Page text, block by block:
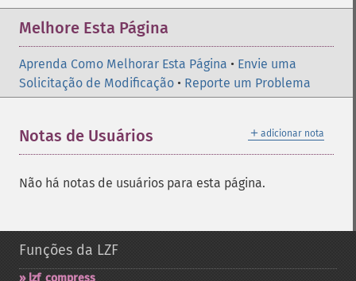
Melhore Esta Página
Aprenda Como Melhorar Esta Página • Envie uma
Solicitação de Modificação • Reporte um Problema
＋ adicionar nota
Notas de Usuários
Não há notas de usuários para esta página.
Funções da LZF
lzf_​compress